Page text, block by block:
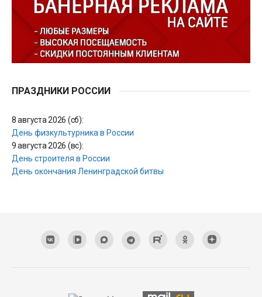
ПРАЗДНИКИ РОССИИ
8 августа 2026 (сб):
День физкультурника в России
9 августа 2026 (вс):
День строителя в России
День окончания Ленинградской битвы